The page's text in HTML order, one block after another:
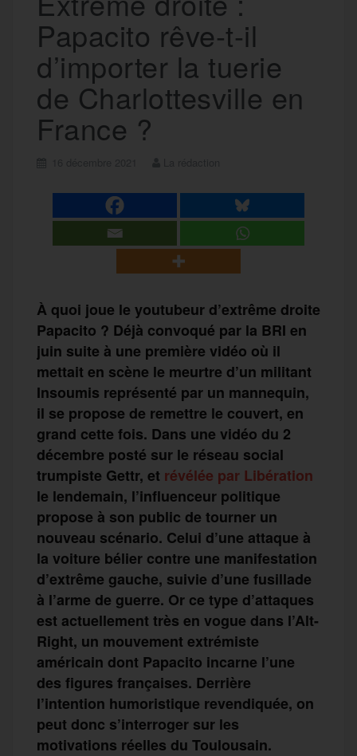
Papacito rêve-t-il
d’importer la tuerie
de Charlottesville en
France ?
À quoi joue le youtubeur d’extrême droite
Papacito ? Déjà convoqué par la BRI en
juin suite à une première vidéo où il
mettait en scène le meurtre d’un militant
Insoumis représenté par un mannequin,
il se propose de remettre le couvert, en
grand cette fois. Dans une vidéo du 2
décembre posté sur le réseau social
trumpiste Gettr, et révélée par Libération
le lendemain, l’influenceur politique
propose à son public de tourner un
nouveau scénario. Celui d’une attaque à
la voiture bélier contre une manifestation
d’extrême gauche, suivie d’une fusillade
à l’arme de guerre. Or ce type d’attaques
est actuellement très en vogue dans l’Alt-
Right, un mouvement extrémiste
américain dont Papacito incarne l’une
des figures françaises. Derrière
l’intention humoristique revendiquée, on
peut donc s’interroger sur les
motivations réelles du Toulousain.